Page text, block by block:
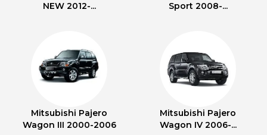
NEW 2012-...
Sport 2008-...
Mitsubishi Pajero
Wagon III 2000-2006
Mitsubishi Pajero
Wagon IV 2006-...